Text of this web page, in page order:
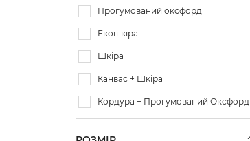
Зелений камуфляж
Прогумований оксфорд
Екошкіра
Шкіра
Канвас + Шкіра
Кордура + Прогумований Оксфорд